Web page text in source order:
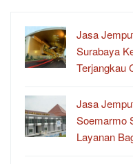
Jasa
Surabaya
Terjangkau
Jasa
Soemarmo
Layanan